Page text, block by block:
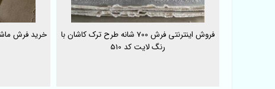
فروش اینترنتی فرش 700 شانه طرح ترک کاشان با
رنگ لایت کد 510